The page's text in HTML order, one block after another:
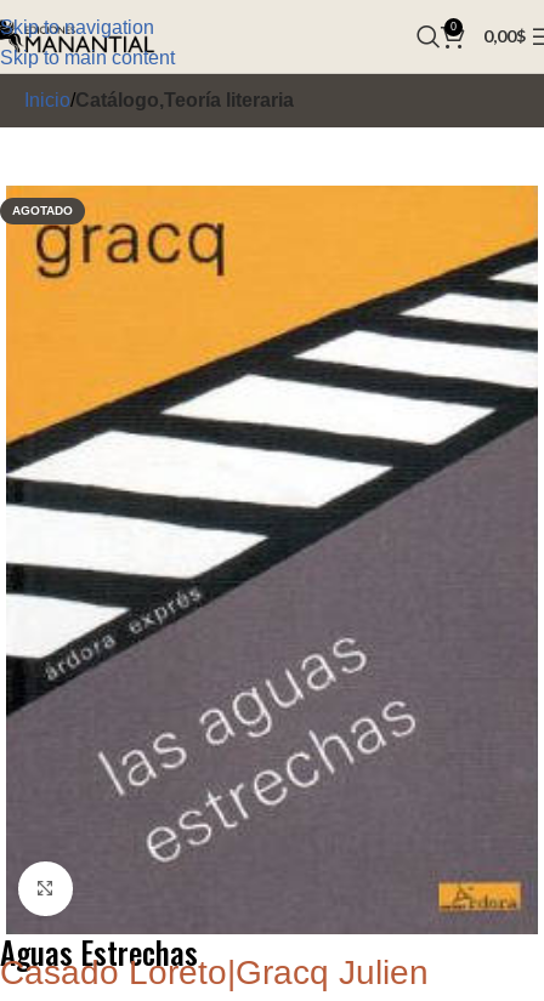
Skip to navigation
Skip to main content
0 0,00$
Inicio Catálogo,Teoría literaria
AGOTADO
Click to enlarge
Aguas Estrechas
Casado Loreto|Gracq Julien